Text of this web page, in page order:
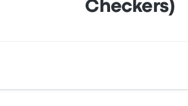
Checkers)